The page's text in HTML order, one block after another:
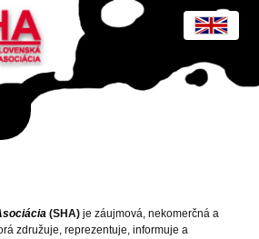
(SHA) je záujmová, nekomerčná a
združuje, reprezentuje, informuje a